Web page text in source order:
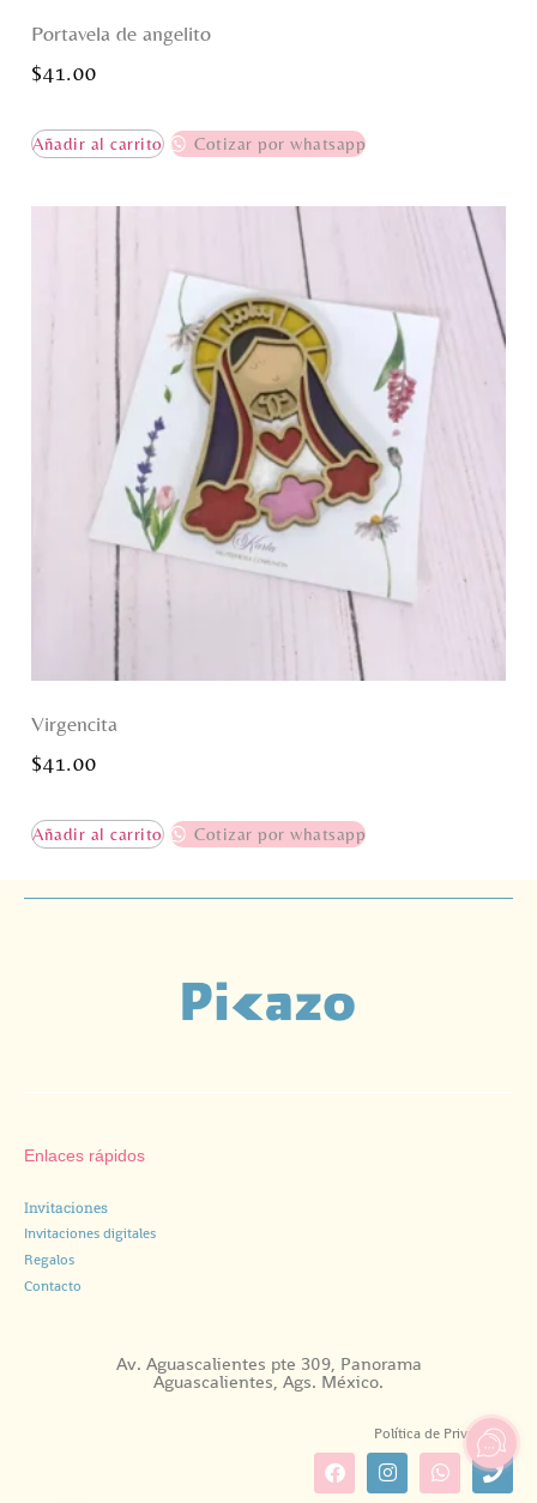
Portavela de angelito
$41.00
Añadir al carrito Cotizar por whatsapp
Virgencita
$41.00
Añadir al carrito Cotizar por whatsapp
Enlaces rápidos
Invitaciones
Invitaciones digitales
Regalos
Contacto
Av. Aguascalientes pte 309, Panorama
Aguascalientes, Ags. México.
Política de Privacidad.